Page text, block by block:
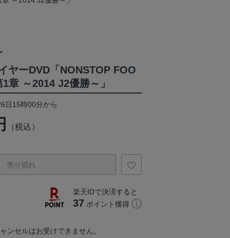
ヤーDVD「NONSTOP FOO
章 ～2014 J2優勝～」
日15時00分から
（税込）
売り切れ
楽天IDで決済すると
37 ポイント獲得
ンセルはお受けできません。